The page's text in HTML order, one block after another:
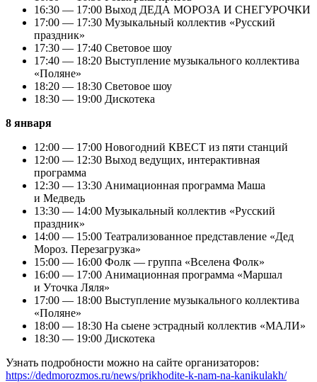
16:30 — 17:00 Выход ДЕДА МОРОЗА И СНЕГУРОЧКИ
17:00 — 17:30 Музыкальный коллектив «Русский
праздник»
17:30 — 17:40 Световое шоу
17:40 — 18:20 Выступление музыкального коллектива
«Поляне»
18:20 — 18:30 Световое шоу
18:30 — 19:00 Дискотека
8 января
12:00 — 17:00 Новогодний КВЕСТ из пяти станций
12:00 — 12:30 Выход ведущих, интерактивная
программа
12:30 — 13:30 Анимационная программа Маша
и Медведь
13:30 — 14:00 Музыкальный коллектив «Русский
праздник»
14:00 — 15:00 Театрализованное представление «Дед
Мороз. Перезагрузка»
15:00 — 16:00 Фолк — группа «Вселена Фолк»
16:00 — 17:00 Анимационная программа «Маршал
и Уточка Ляля»
17:00 — 18:00 Выступление музыкального коллектива
«Поляне»
18:00 — 18:30 На сыене эстрадный коллектив «МАЛИ»
18:30 — 19:00 Дискотека
Узнать подробности можно на сайте организаторов:
https://dedmorozmos.ru/news/prikhodite-k-nam-na-kanikulakh/